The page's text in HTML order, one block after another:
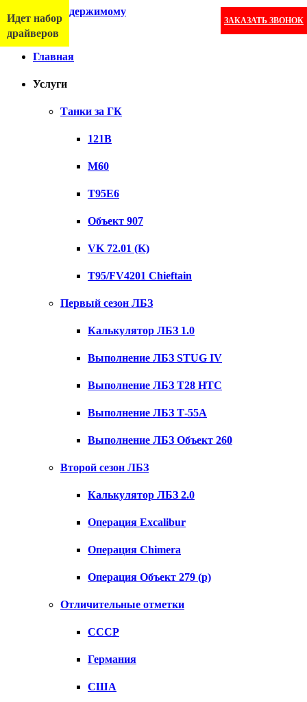
Перейти к содержимому
ЗАКАЗАТЬ ЗВОНОК
Меню
Главная
Услуги
Танки за ГК
121B
M60
T95E6
Объект 907
VK 72.01 (K)
T95/FV4201 Chieftain
Первый сезон ЛБЗ
Калькулятор ЛБЗ 1.0
Выполнение ЛБЗ STUG IV
Выполнение ЛБЗ T28 HTC
Выполнение ЛБЗ Т-55А
Выполнение ЛБЗ Объект 260
Второй сезон ЛБЗ
Калькулятор ЛБЗ 2.0
Операция Excalibur
Операция Chimera
Операция Объект 279 (р)
Отличительные отметки
СССР
Германия
США
Идет набор
драйверов